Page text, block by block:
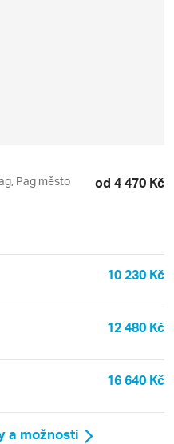
Pag město od 4 470 Kč
10 230 Kč
12 480 Kč
16 640 Kč
a možnosti